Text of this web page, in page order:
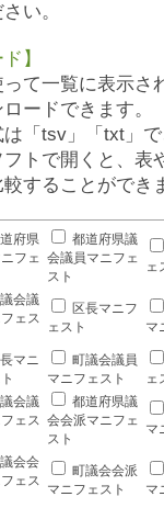
い。
】
て一覧に表示さ
ードできます。
「tsv」「txt」
トで開くと、表
することができ
府県
フェ
都道府県議
会議員マニフェ
スト
ェ
会議
ェス
区長マニフ
ェスト
マ
マニ
町議会議員
マニフェスト
ェ
会議
ェス
都道府県議
会会派マニフェ
スト
マ
会会
ェス
町議会会派
マニフェスト
マ